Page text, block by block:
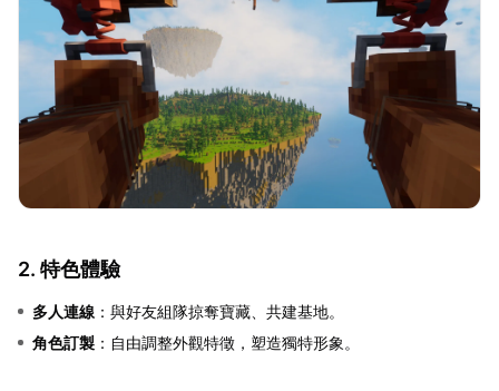
2. 特色體驗
多人連線 ：與好友組隊掠奪寶藏、共建基地。
角色訂製 ：自由調整外觀特徵，塑造獨特形象。